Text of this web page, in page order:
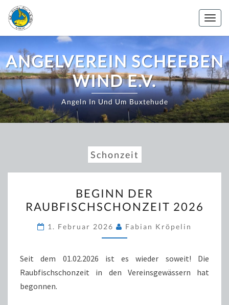
Zum
Inhalt
springen
ANGELVEREIN SCHEEBEN
WIND E.V.
Angeln In Und Um Buxtehude
Schonzeit
DER
RAUBFISCHSCHONZEIT
2026
BEGINN DER
RAUBFISCHSCHONZEIT 2026
1. Februar 2026 Fabian Kröpelin
Seit dem 01.02.2026 ist es wieder soweit! Die
Raubfischschonzeit in den Vereinsgewässern hat
begonnen.